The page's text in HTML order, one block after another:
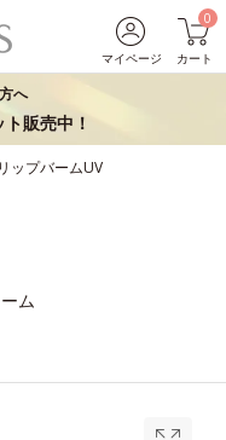
マイページ
0
カート
へ
販売中！
リップバームUV
ム